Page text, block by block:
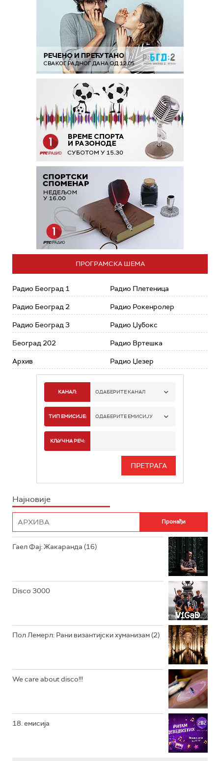
ПРОГРАМСКА ШЕМА
Радио Београд 1
Радио Београд 2
Радио Београд 3
Београд 202
Архив
Радио Плетеница
Радио Рокенролер
Радио Џубокс
Радио Вртешка
Радио Џезер
КАНАЛ: ОДАБЕРИТЕ КАНАЛ
РАДИО БЕОГРАД 1
РАДИО БЕОГРАД 3
РАДИО РОКЕНРОЛЕР
РАДИО ЏЕЗЕР
ТИП ЕМИСИЈЕ: ОДАБЕРИТЕ ЕМИСИЈУ
ИНФО
КЉУЧНА РЕЧ:
Најновије
Гаел Фај: Жакаранда (16)
Disco 3000
Пол Лемерл: Рани византијски хуманизам (2)
We care about disco!!!
18. емисија